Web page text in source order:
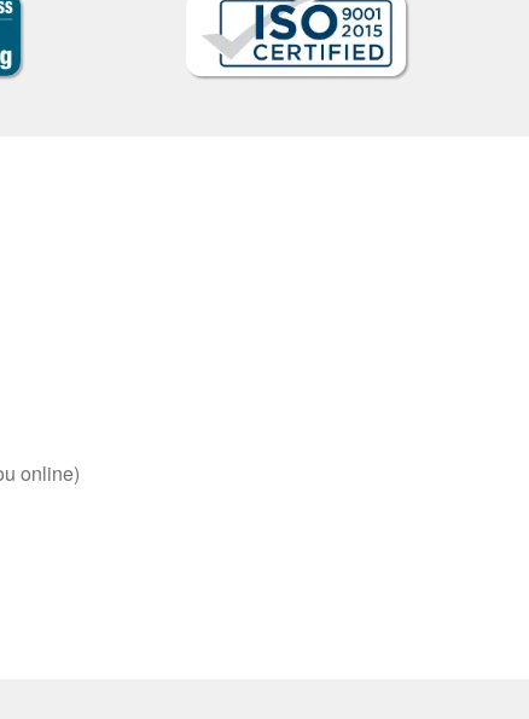
online)